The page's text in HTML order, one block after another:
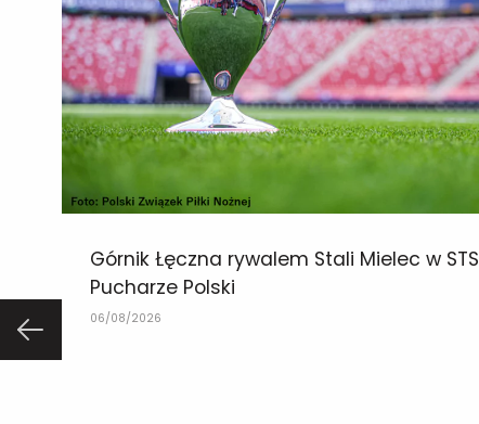
Górnik Łęczna rywalem Stali Mielec w STS
Pucharze Polski
06/08/2026